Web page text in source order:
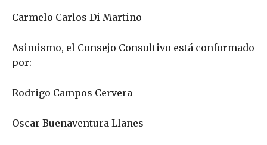
Carmelo Carlos Di Martino
Asimismo, el Consejo Consultivo está conformado
por:
Rodrigo Campos Cervera
Oscar Buenaventura Llanes